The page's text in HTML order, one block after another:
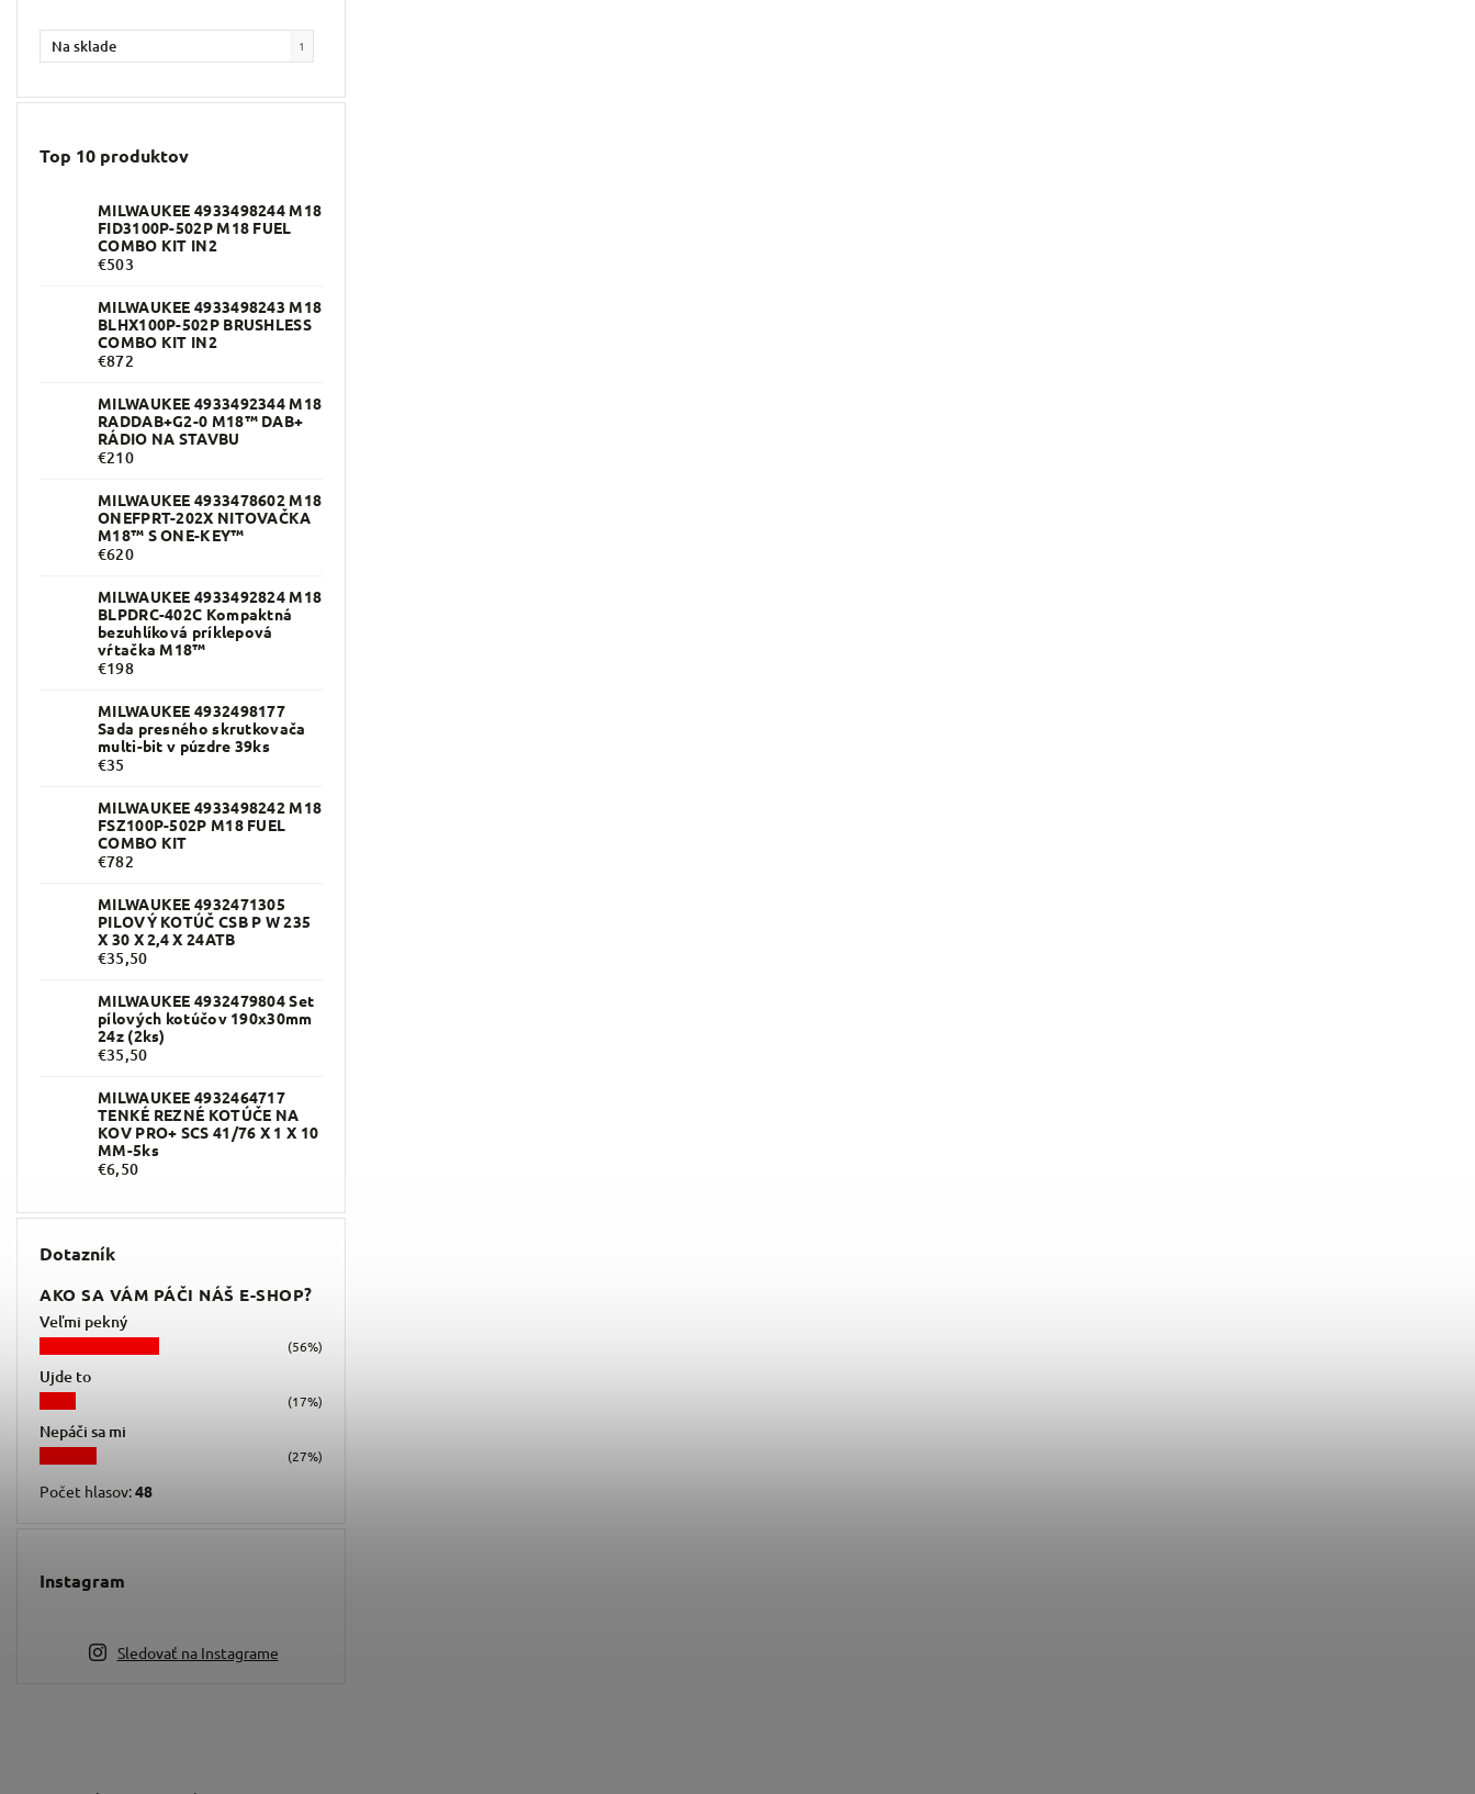
Na sklade 1
Top 10 produktov
MILWAUKEE 4933498244 M18
FID3100P-502P M18 FUEL
COMBO KIT IN2
€503
MILWAUKEE 4933498243 M18
BLHX100P-502P BRUSHLESS
COMBO KIT IN2
€872
MILWAUKEE 4933492344 M18
RADDAB+G2-0 M18™ DAB+
RÁDIO NA STAVBU
€210
MILWAUKEE 4933478602 M18
ONEFPRT-202X NITOVAČKA
M18™ S ONE-KEY™
€620
MILWAUKEE 4933492824 M18
BLPDRC-402C Kompaktná
bezuhlíková príklepová
vŕtačka M18™
€198
MILWAUKEE 4932498177
Sada presného skrutkovača
multi-bit v púzdre 39ks
€35
MILWAUKEE 4933498242 M18
FSZ100P-502P M18 FUEL
COMBO KIT
€782
MILWAUKEE 4932471305
PILOVÝ KOTÚČ CSB P W 235
X 30 X 2,4 X 24ATB
€35,50
MILWAUKEE 4932479804 Set
pílových kotúčov 190x30mm
24z (2ks)
€35,50
MILWAUKEE 4932464717
TENKÉ REZNÉ KOTÚČE NA
KOV PRO+ SCS 41/76 X 1 X 10
MM-5ks
€6,50
Dotazník
AKO SA VÁM PÁČI NÁŠ E-SHOP?
Veľmi pekný
(56%)
Ujde to
(17%)
Nepáči sa mi
(27%)
Počet hlasov:48
Instagram
Sledovať na Instagrame